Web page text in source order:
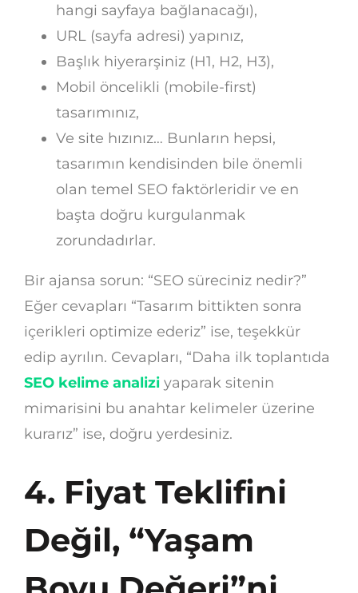
hangi sayfaya bağlanacağı),
URL (sayfa adresi) yapınız,
Başlık hiyerarşiniz (H1, H2, H3),
Mobil öncelikli (mobile-first)
tasarımınız,
Ve site hızınız… Bunların hepsi,
tasarımın kendisinden bile önemli
olan temel SEO faktörleridir ve en
başta doğru kurgulanmak
zorundadırlar.
Bir ajansa sorun: “SEO süreciniz nedir?”
Eğer cevapları “Tasarım bittikten sonra
içerikleri optimize ederiz” ise, teşekkür
edip ayrılın. Cevapları, “Daha ilk toplantıda
SEO kelime analizi yaparak sitenin
mimarisini bu anahtar kelimeler üzerine
kurarız” ise, doğru yerdesiniz.
4. Fiyat Teklifini
Değil, “Yaşam